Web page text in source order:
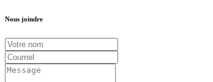
Nous joindre